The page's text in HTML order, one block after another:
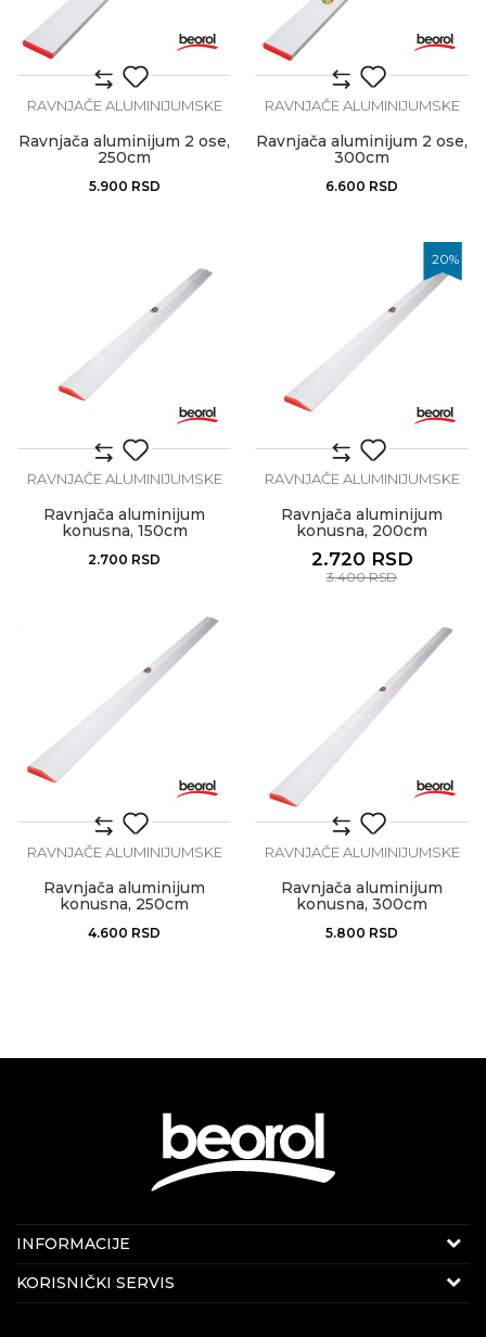
RAVNJAČE ALUMINIJUMSKE
Ravnjača aluminijum 2 ose,
250cm
5.900 RSD
RAVNJAČE ALUMINIJUMSKE
Ravnjača aluminijum 2 ose,
300cm
6.600 RSD
RAVNJAČE ALUMINIJUMSKE
Ravnjača aluminijum
konusna, 150cm
2.700 RSD
20%
RAVNJAČE ALUMINIJUMSKE
Ravnjača aluminijum
konusna, 200cm
2.720 RSD
3.400RSD
RAVNJAČE ALUMINIJUMSKE
Ravnjača aluminijum
konusna, 250cm
4.600 RSD
RAVNJAČE ALUMINIJUMSKE
Ravnjača aluminijum
konusna, 300cm
5.800 RSD
KONTAKT PODACI
E-mail: beorolshop@beorol.rs
Telefon:+381 60 3406 324
INFORMACIJE
O kompaniji
Politika kvaliteta Beorol Prima doo
KORISNIČKI SERVIS